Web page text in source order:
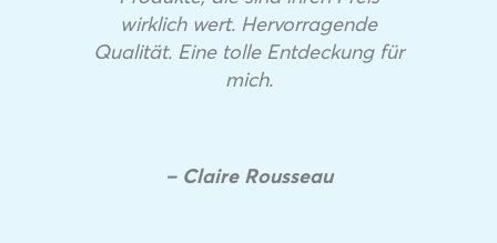
wirklich wert. Hervorragende
Qualität. Eine tolle Entdeckung für
mich.
– Claire Rousseau